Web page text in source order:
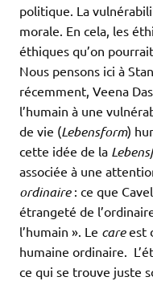
politique. La
morale. En cela, les
éthiques qu’on
Nous pensons ici à
récemment, Veena
l’humain à une
de vie (Lebensform)
cette idée de la
associée à une
ordinaire : ce que
étrangeté de
l’humain ». Le careest
humaine ordinaire.
ce qui se trouve juste